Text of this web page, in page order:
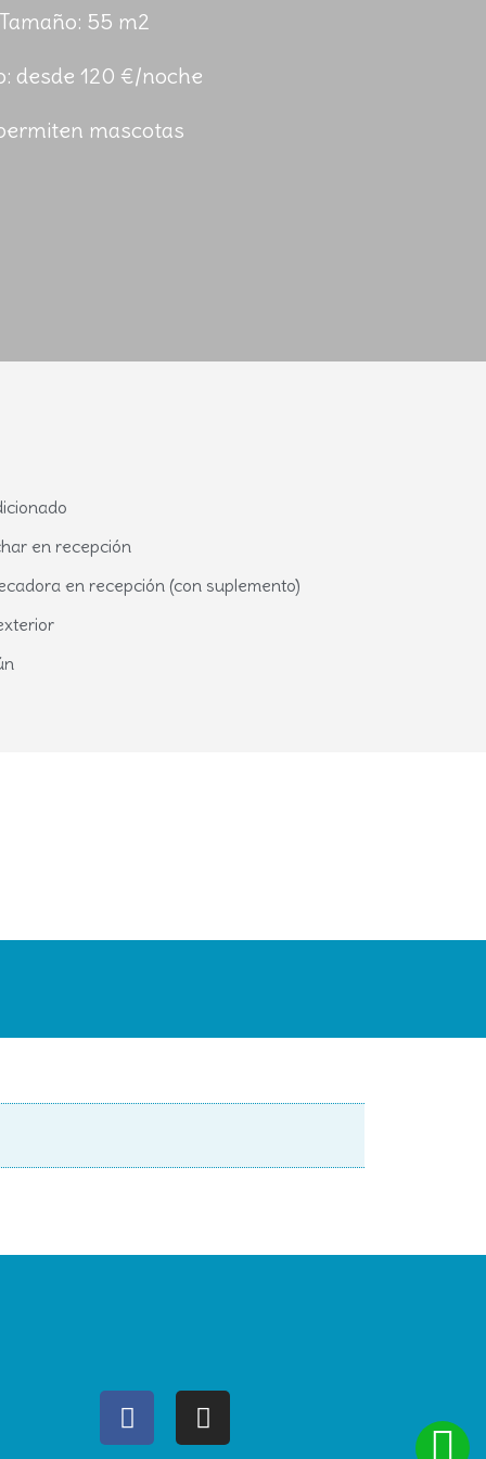
Tamaño: 55 m2
desde 120 €/noche
mascotas
en recepción
en recepción (con suplemento)